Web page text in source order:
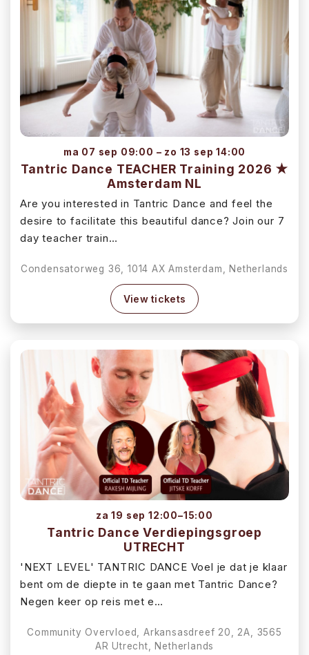
ma 07 sep 09:00 – zo 13 sep 14:00
Tantric Dance TEACHER Training 2026 ★
Amsterdam NL
Are you interested in Tantric Dance and feel the
desire to facilitate this beautiful dance? Join our 7
day teacher train…
Condensatorweg 36, 1014 AX Amsterdam, Netherlands
View tickets
za 19 sep 12:00–15:00
Tantric Dance Verdiepingsgroep
UTRECHT
'NEXT LEVEL' TANTRIC DANCE Voel je dat je klaar
bent om de diepte in te gaan met Tantric Dance?
Negen keer op reis met e…
Community Overvloed, Arkansasdreef 20, 2A, 3565
AR Utrecht, Netherlands